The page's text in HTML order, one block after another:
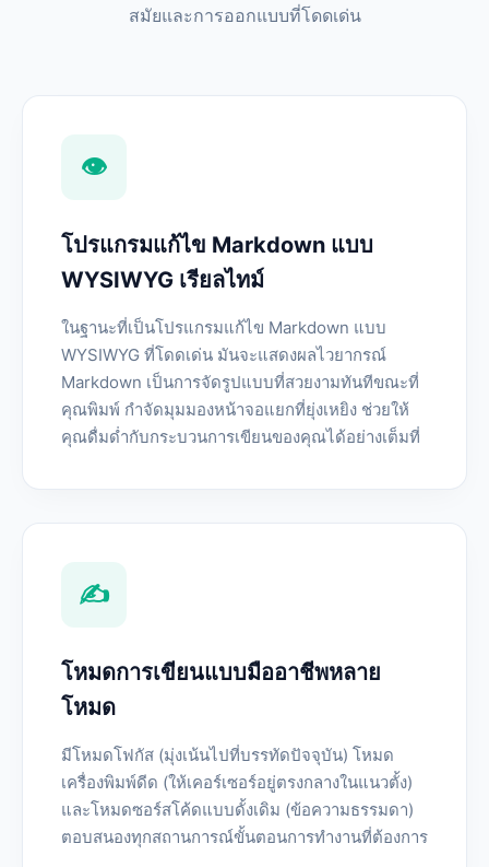
สมัยและการออกแบบที่โดดเด่น
👁️
โปรแกรมแก้ไข Markdown แบบ
WYSIWYG เรียลไทม์
ในฐานะที่เป็นโปรแกรมแก้ไข Markdown แบบ
WYSIWYG ที่โดดเด่น มันจะแสดงผลไวยากรณ์
Markdown เป็นการจัดรูปแบบที่สวยงามทันทีขณะที่
คุณพิมพ์ กำจัดมุมมองหน้าจอแยกที่ยุ่งเหยิง ช่วยให้
คุณดื่มด่ำกับกระบวนการเขียนของคุณได้อย่างเต็มที่
✍️
โหมดการเขียนแบบมืออาชีพหลาย
โหมด
มีโหมดโฟกัส (มุ่งเน้นไปที่บรรทัดปัจจุบัน) โหมด
เครื่องพิมพ์ดีด (ให้เคอร์เซอร์อยู่ตรงกลางในแนวตั้ง)
และโหมดซอร์สโค้ดแบบดั้งเดิม (ข้อความธรรมดา)
ตอบสนองทุกสถานการณ์ขั้นตอนการทำงานที่ต้องการ